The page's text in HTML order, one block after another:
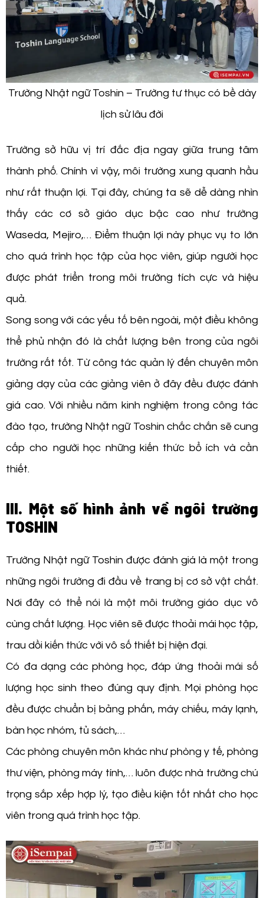
Trường Nhật ngữ Toshin – Trường tư thục có bề dày
lịch sử lâu đời
Trường sở hữu vị trí đắc địa ngay giữa trung tâm
thành phố. Chính vì vậy, môi trường xung quanh hầu
như rất thuận lợi. Tại đây, chúng ta sẽ dễ dàng nhìn
thấy các cơ sở giáo dục bậc cao như trường
Waseda, Mejiro,… Điểm thuận lợi này phục vụ to lớn
cho quá trình học tập của học viên, giúp người học
được phát triển trong môi trường tích cực và hiệu
quả.
Song song với các yếu tố bên ngoài, một điều không
thể phủ nhận đó là chất lượng bên trong của ngôi
trường rất tốt. Từ công tác quản lý đến chuyên môn
giảng dạy của các giảng viên ở đây đều được đánh
giá cao. Với nhiều năm kinh nghiệm trong công tác
đào tạo, trường Nhật ngữ Toshin chắc chắn sẽ cung
cấp cho người học những kiến thức bổ ích và cần
thiết.
III. Một số hình ảnh về ngôi trường
TOSHIN
Trường Nhật ngữ Toshin được đánh giá là một trong
những ngôi trường đi đầu về trang bị cơ sở vật chất.
Nơi đây có thể nói là một môi trường giáo dục vô
cùng chất lượng. Học viên sẽ được thoải mái học tập,
trau dồi kiến thức với vô số thiết bị hiện đại.
Có đa dạng các phòng học, đáp ứng thoải mái số
lượng học sinh theo đúng quy định. Mọi phòng học
đều được chuẩn bị bảng phấn, máy chiếu, máy lạnh,
bàn học nhóm, tủ sách,…
Các phòng chuyên môn khác như phòng y tế, phòng
thư viện, phòng máy tính,… luôn được nhà trường chú
trọng sắp xếp hợp lý, tạo điều kiện tốt nhất cho học
viên trong quá trình học tập.